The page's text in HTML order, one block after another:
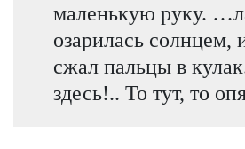
маленькую руку.
озарилась солнцем,
сжал пальцы в
здесь!.. То тут, то